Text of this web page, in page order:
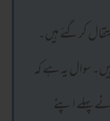
کرگئے ہیں۔
سوال یہ ہے کہ
پہلے اپنے